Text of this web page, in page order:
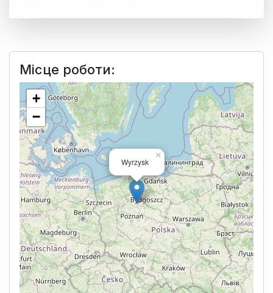
Місце роботи:
Wyrzysk
×
+
−